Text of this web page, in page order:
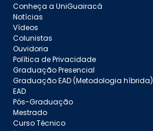
Conheça a UniGuairacá
Notícias
Vídeos
Colunistas
Ouvidoria
Política de Privacidade
Graduação Presencial
Graduação EAD (Metodologia híbrida)
EAD
Pós-Graduação
Mestrado
Curso Técnico